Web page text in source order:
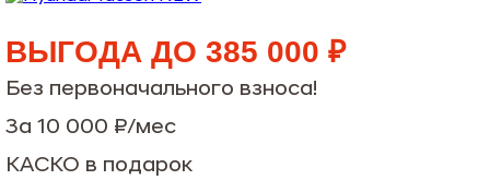
ВЫГОДА ДО 385 000 ₽
Без первоначального взноса!
За 10 000 ₽/мес
КАСКО в подарок